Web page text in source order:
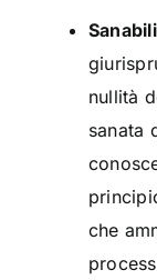
nullità
sanata
che